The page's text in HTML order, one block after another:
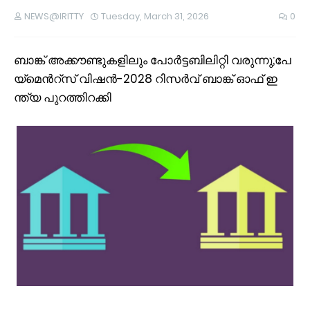
NEWS@IRITTY Tuesday, March 31, 2026 0
ബാ​ങ്ക് അ​ക്കൗ​ണ്ടു​ക​ളി​ലും പോർ​ട്ട​ബി​ലി​റ്റി വ​രു​ന്നു;പേ​
യ്‌​മെ​ന്‍റ്സ് വി​ഷ​ൻ-2028 റി​സ​ർ​വ് ബാ​ങ്ക് ഓ​ഫ് ഇ​
ന്ത്യ പു​റ​ത്തി​റ​ക്കി